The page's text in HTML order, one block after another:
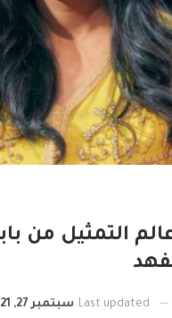
التمثيل من
Last updated سبتمبر 27, 2021